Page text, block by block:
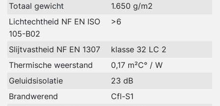
Totaal gewicht
1.650 g/m2
Lichtechtheid NF EN ISO
105-B02
>6
Slijtvastheid NF EN 1307
klasse 32 LC 2
Thermische weerstand
0,17 m²C° / W
Geluidsisolatie
23 dB
Brandwerend
Cfl-S1